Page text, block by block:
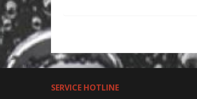
SERVICE HOTLINE